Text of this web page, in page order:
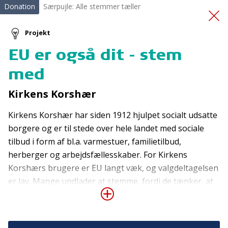
Hjertestarterkursus
Donation Særpujle: Alle stemmer tæller
Projekt
EU er også dit - stem
med
Kirkens Korshær
Kirkens Korshær har siden 1912 hjulpet socialt udsatte
borgere og er til stede over hele landet med sociale
tilbud i form af bl.a. varmestuer, familietilbud,
herberger og arbejdsfællesskaber. For Kirkens
Korshærs brugere er EU langt væk, og valgdeltagelsen
er lav. Mange undlader at stemme, fordi de tænker, at
deres stemme ikke gør nogen forskel for deres
donation går til at skabe opmærksomhed om og øge
Tilmeld nyhedsbrev
De seneste nyheder om TrygFondens og TryghedsGruppens
aktiviteter direkte i din indbakke.